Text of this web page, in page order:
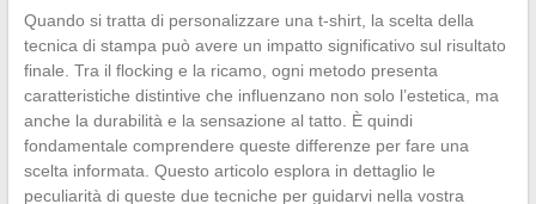
Quando si tratta di personalizzare una t-shirt, la scelta della
tecnica di stampa può avere un impatto significativo sul risultato
finale. Tra il flocking e la ricamo, ogni metodo presenta
caratteristiche distintive che influenzano non solo l’estetica, ma
anche la durabilità e la sensazione al tatto. È quindi
fondamentale comprendere queste differenze per fare una
scelta informata. Questo articolo esplora in dettaglio le
peculiarità di queste due tecniche per guidarvi nella vostra